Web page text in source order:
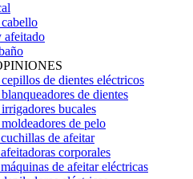
afeitado
de dientes eléctricos
de dientes
bucales
de pelo
de afeitar
corporales
de afeitar eléctricas